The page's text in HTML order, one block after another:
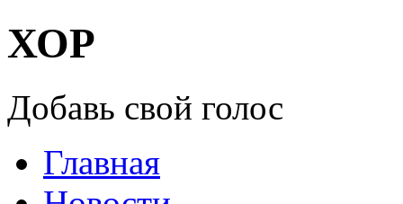
ХОР
Добавь свой голос
Главная